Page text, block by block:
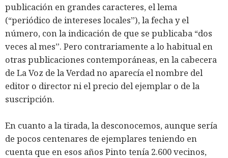
publicación en grandes caracteres, el lema
(“periódico de intereses locales”), la fecha y el
número, con la indicación de que se publicaba “dos
veces al mes”. Pero contrariamente a lo habitual en
otras publicaciones contemporáneas, en la cabecera
de La Voz de la Verdad no aparecía el nombre del
editor o director ni el precio del ejemplar o de la
suscripción.
En cuanto a la tirada, la desconocemos, aunque sería
de pocos centenares de ejemplares teniendo en
cuenta que en esos años Pinto tenía 2.600 vecinos,